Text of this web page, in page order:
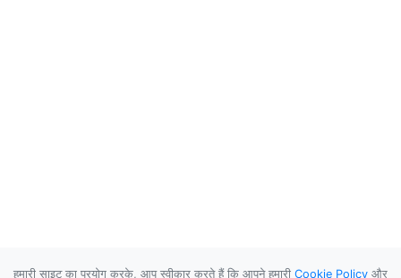
हमारी साइट का प्रयोग करके, आप स्वीकार करते हैं कि आपने हमारी Cookie Policy और